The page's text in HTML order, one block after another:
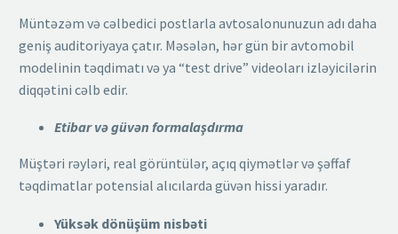
Müntəzəm və cəlbedici postlarla avtosalonunuzun adı daha
geniş auditoriyaya çatır. Məsələn, hər gün bir avtomobil
modelinin təqdimatı və ya “test drive” videoları izləyicilərin
diqqətini cəlb edir.
Etibar və güvən formalaşdırma
Müştəri rəyləri, real görüntülər, açıq qiymətlər və şəffaf
təqdimatlar potensial alıcılarda güvən hissi yaradır.
Yüksək dönüşüm nisbəti